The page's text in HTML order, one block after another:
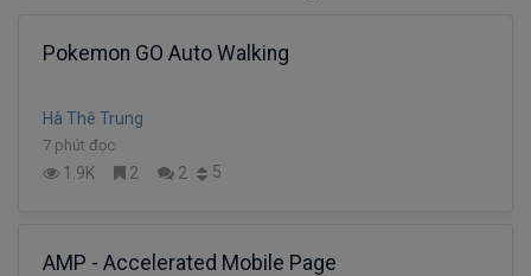
Pokemon GO Auto Walking
Hà Thê Trung
7 phút đọc
1.9K 2 2 5
AMP - Accelerated Mobile Page